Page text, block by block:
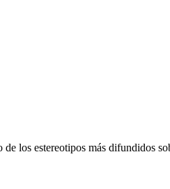
de los estereotipos más difundidos